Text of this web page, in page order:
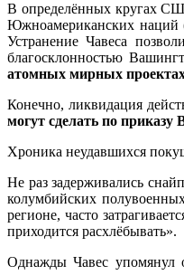
В определённых кругах
Южноамериканских наций
Устранение Чавеса
благосклонностью
атомных мирных проектах
Конечно, ликвидация
могут сделать по
Хроника неудавшихся
Не раз задерживались
колумбийских
регионе, часто
приходится расхлёбывать».
Однажды Чавес упомянул